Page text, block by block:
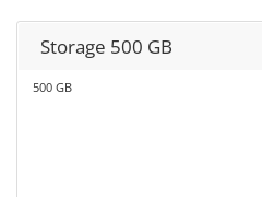
Storage 500 GB
500 GB